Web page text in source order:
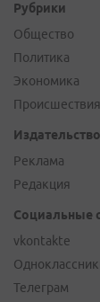
Рубрики
Общество
Политика
Экономика
Происшествия
Издательство
Реклама
Редакция
Социальные
vkontakte
Телеграм